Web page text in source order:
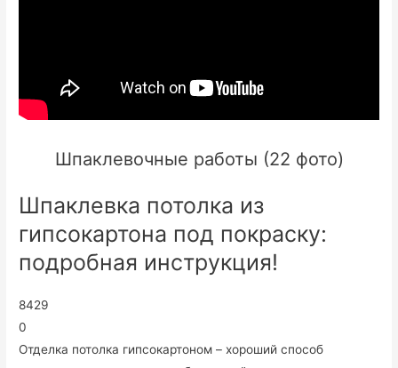
Шпаклевочные работы (22 фото)
Шпаклевка потолка из
гипсокартона под покраску:
подробная инструкция!
8429
0
Отделка потолка гипсокартоном – хороший способ